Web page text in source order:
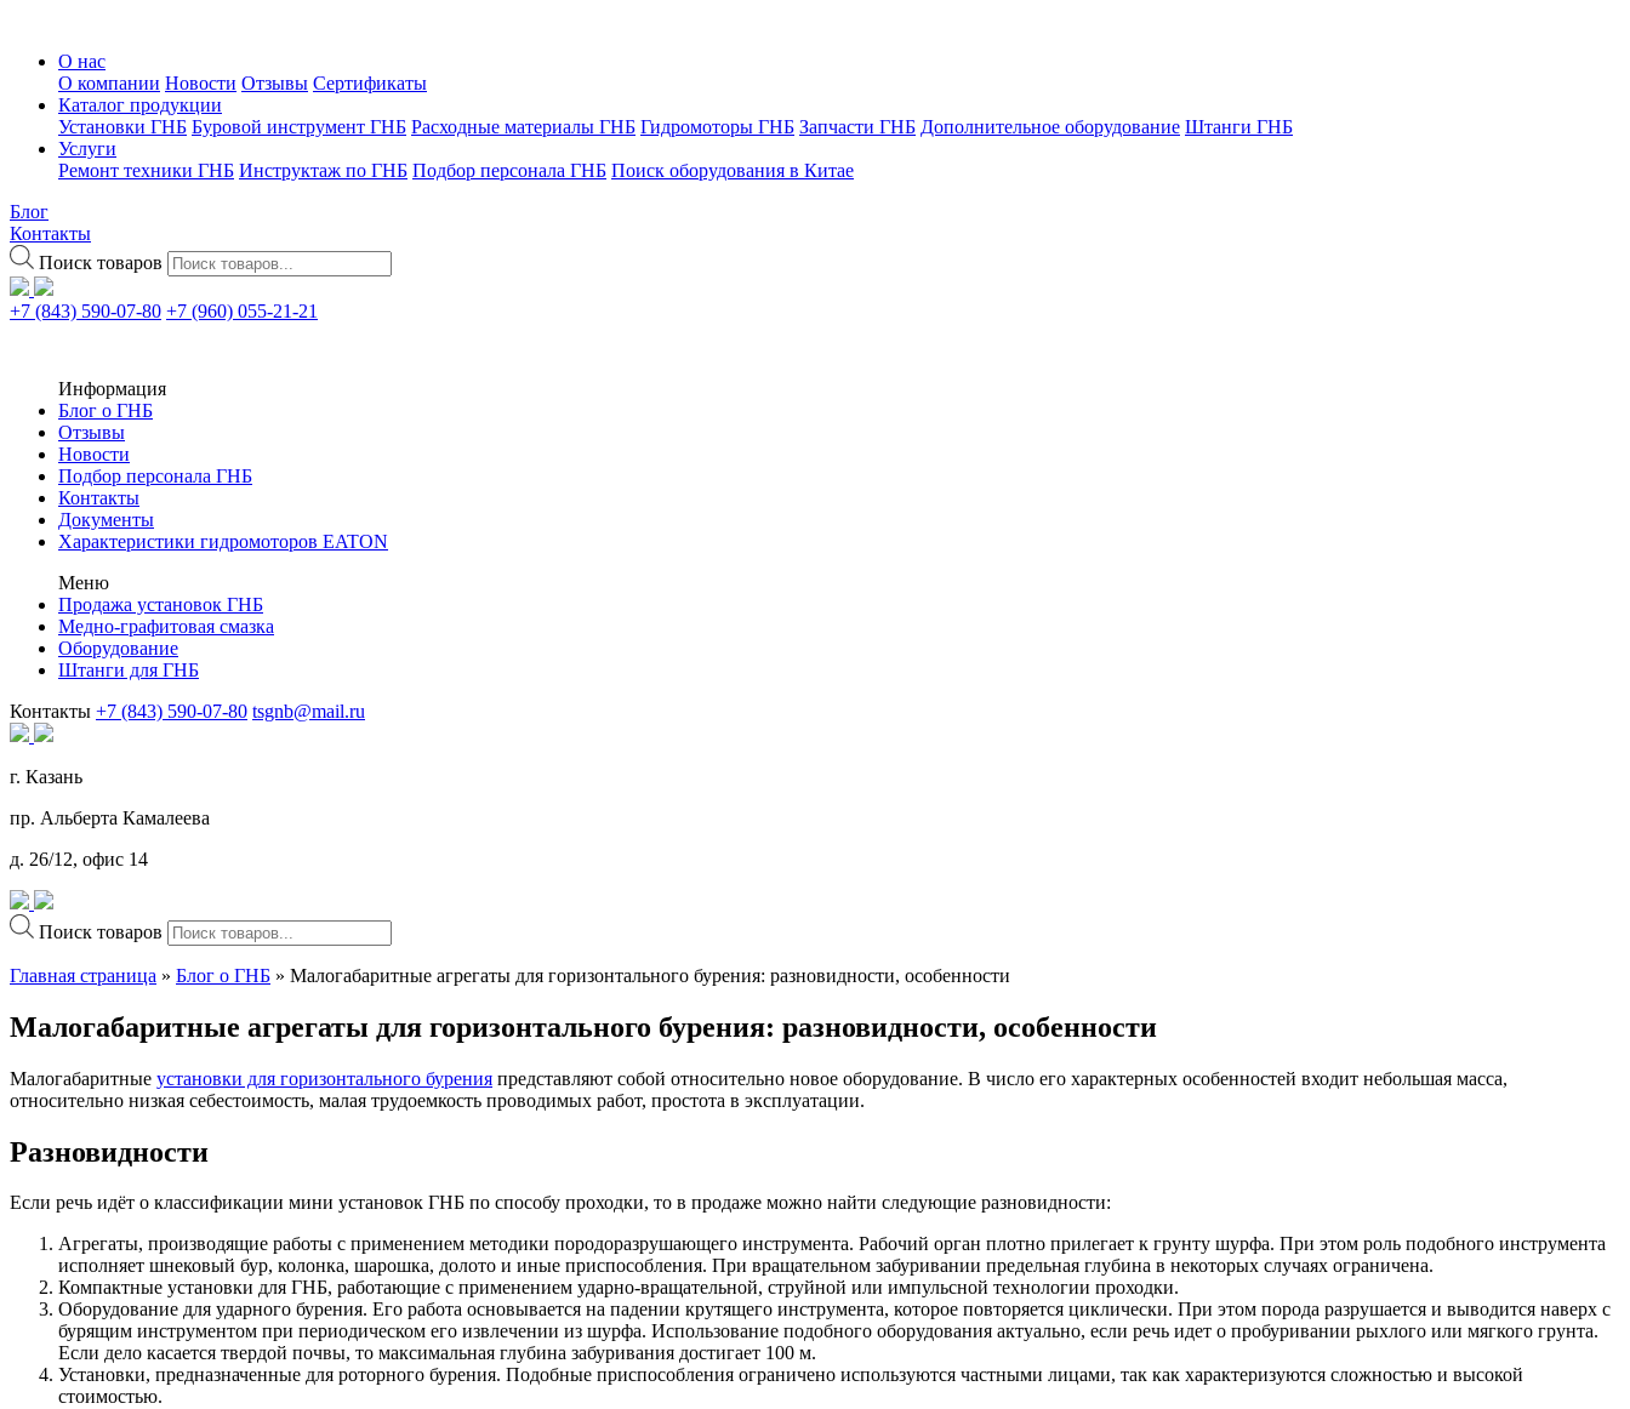
О нас
О компании Новости Отзывы Сертификаты
Каталог продукции
Установки ГНБ Буровой инструмент ГНБ Расходные материалы ГНБ Гидромоторы ГНБ Запчасти ГНБ Дополнительное оборудование Штанги ГНБ
Услуги
Ремонт техники ГНБ Инструктаж по ГНБ Подбор персонала ГНБ Поиск оборудования в Китае
Блог
Контакты
Поиск товаров
+7 (843) 590-07-80 +7 (960) 055-21-21
Информация
Блог о ГНБ
Отзывы
Новости
Подбор персонала ГНБ
Контакты
Документы
Характеристики гидромоторов EATON
Меню
Продажа установок ГНБ
Медно-графитовая смазка
Оборудование
Штанги для ГНБ
Контакты +7 (843) 590-07-80 tsgnb@mail.ru
г. Казань
пр. Альберта Камалеева
д. 26/12, офис 14
Поиск товаров
Главная страница » Блог о ГНБ » Малогабаритные агрегаты для горизонтального бурения: разновидности, особенности
Малогабаритные агрегаты для горизонтального бурения: разновидности, особенности
Малогабаритные установки для горизонтального бурения представляют собой относительно новое оборудование. В число его характерных особенностей входит небольшая масса,
относительно низкая себестоимость, малая трудоемкость проводимых работ, простота в эксплуатации.
Разновидности
Если речь идёт о классификации мини установок ГНБ по способу проходки, то в продаже можно найти следующие разновидности:
Агрегаты, производящие работы с применением методики породоразрушающего инструмента. Рабочий орган плотно прилегает к грунту шурфа. При этом роль подобного инструмента
исполняет шнековый бур, колонка, шарошка, долото и иные приспособления. При вращательном забуривании предельная глубина в некоторых случаях ограничена.
Компактные установки для ГНБ, работающие с применением ударно-вращательной, струйной или импульсной технологии проходки.
Оборудование для ударного бурения. Его работа основывается на падении крутящего инструмента, которое повторяется циклически. При этом порода разрушается и выводится наверх с
бурящим инструментом при периодическом его извлечении из шурфа. Использование подобного оборудования актуально, если речь идет о пробуривании рыхлого или мягкого грунта.
Если дело касается твердой почвы, то максимальная глубина забуривания достигает 100 м.
Установки, предназначенные для роторного бурения. Подобные приспособления ограничено используются частными лицами, так как характеризуются сложностью и высокой
стоимостью.